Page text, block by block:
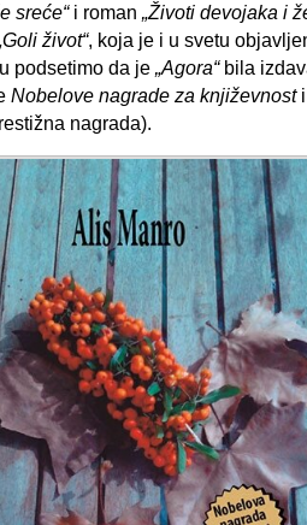
sreće“i roman „Životi devojaka i
život“, koja je i u svetu
podsetimo da je „Agora“bila
Nobelove nagrade za književnosti
nagrada).